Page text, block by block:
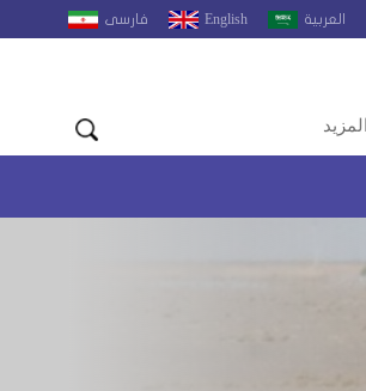
العربية English فارسى
المزيد